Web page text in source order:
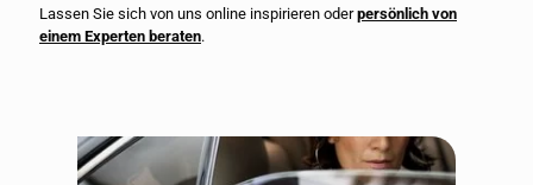
Lassen Sie sich von uns online inspirieren oderpersönlich von
einem Experten beraten.